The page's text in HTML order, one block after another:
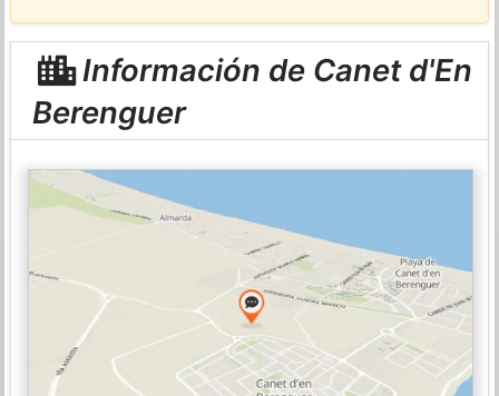
Información de Canet d'En
Berenguer